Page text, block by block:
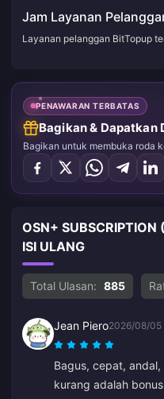
Jam Layanan
Layanan pelanggan BitTopup
PENAWARAN TERBATAS
Bagikan & Dapatkan
Bagikan untuk membuka roda
OSN+
ISI ULANG
Total Ulasan: 885
Jean Piero2026/08/05
Bagus, cepat,
kurang adalah